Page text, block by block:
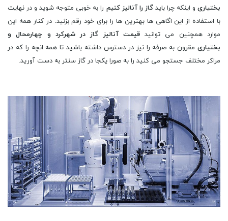
بختیاری و اینکه چرا بایدگاز را آنالیز کنیم را به خوبی متوجه شوید و در نهایت
با استفاده از این اگاهی ها بهترین ها را برای خود رقم بزنید. در کنار همه این
موارد همچنین می توانیدقیمت آنالیز گاز در شهرکرد و چهارمحال و
بختیاری مقرون به صرفه را نیز در دسترس داشته باشید تا همه انچه را که در
مراکر مختلف جستجو می کنید را به صورا یکجا در گاز سنتر به دست آورید.